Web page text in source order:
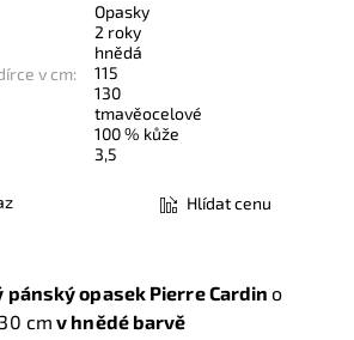
Opasky
2 roky
hnědá
v cm:
115
130
tmavěocelové
100 % kůže
3,5
Hlídat cenu
pánský opasek Pierre Cardino
cm v hnědé barvě